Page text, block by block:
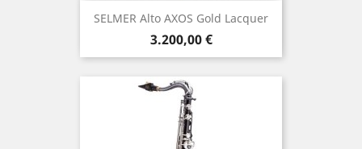
SELMER Αlto AXOS Gold Lacquer
Τιμή
3.200,00 €